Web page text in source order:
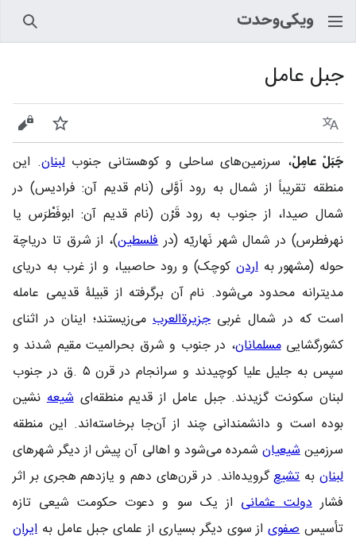
جبل عامل
زبان پیگیری
جَبَلْ عامِلْ، سرزمین‌های ساحلی و کوهستانی جنوبلبنان. این
منطقه تقریباً از شمال به رود اَوَّلی (نام قدیم آن: فرادیس) در
شمال صیدا، از جنوب به رود قَرْن (نام قدیم آن: ابوفَطْرَس یا
نهرفطرس) در شمال شهر نَهاریّه (درفلسطین)، از شرق تا دریاچة
حوله (مشهور بهاردن کوچک) و رود حاصبیا، و از غرب به دریای
مدیترانه محدود می‌شود. نام آن برگرفته از قبیلۀ قدیمی عامله
است که در شمال غربیجزیرةالعربمی‌زیستند؛ اینان در اثنای
کشورگشاییمسلمانان، در جنوب و شرق بحرالمیت مقیم شدند و
سپس به جلیل علیا کوچیدند و سرانجام در قرن ۵ .ق در جنوب
لبنان سکونت گزیدند. جبل عامل از قدیم منطقه‌ایشیعهنشین
بوده است و دانشمندانی چند از آن‌جا برخاسته‌اند. این منطقه
سرزمینشیعیان شمرده می‌شود و اهالی آن پیش از دیگر شهر‌های
لبنانبهتشیعگرویده‌اند. در قرن‌های دهم و یازدهم هجری بر اثر
فشاردولت عثمانی از یک سو و دعوت حکومت شیعی تازه‌
تأسیسصفویاز سوی دیگر بسیاری از علمای جبل عامل به ایران